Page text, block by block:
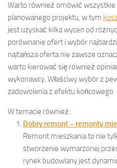
Warto również omówić wszystkie
planowanego projektu, w tym
jest uzyskać kilka wycen od
porównanie ofert i wybór
najtańsza oferta nie zawsze
warto kierować się również
wykonawcy. Właściwy wybór z
zadowolenia z efektu końcowego.
W temacie również:
Dobry remont – remonty
Remont mieszkania to nie
stworzenie wymarzonej
rynek budowlany jest